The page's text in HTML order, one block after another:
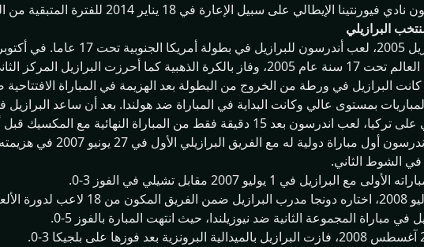
فيورنتينا الإيطالي على سبيل الإعارة في 18 يناير 2014 للفترة المتبقية من الموسم.
البرازيلي
في أبريل 2005، لعب أندرسون
وفاز بالكرة الذهبية كما أحرزت البرازيل المركز الثاني.
كانت البرازيل في ورطة من الخروج من البطولة بعد الهزيمة في المباراة
اندرسون بعد 15 دقيقة فقط من المباراة النهائية مع المكسيك قبل أن يتم اسبداله بسبب الإصابة.
في الشوط الثاني.
مع البرازيل في 1 يوليو 2007 مقابل تشيلي في الفوز 3-0.
في مباراة المجموعة الثانية ضد نيوزيلندا، حيث انتهت المبارة بالفوز 5-0.